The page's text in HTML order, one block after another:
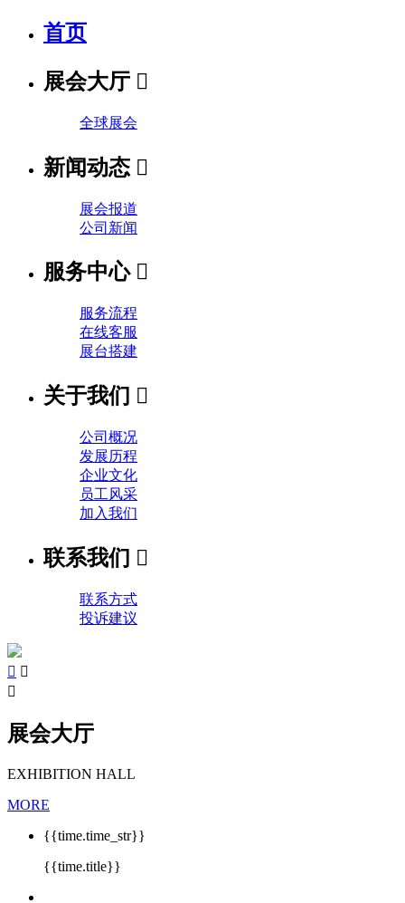
首页
展会大厅 
全球展会
新闻动态 
展会报道
公司新闻
服务中心 
服务流程
在线客服
展台搭建
关于我们 
公司概况
发展历程
企业文化
员工风采
加入我们
联系我们 
联系方式
投诉建议
 

展会大厅
EXHIBITION HALL
MORE
{{time.time_str}}
{{time.title}}